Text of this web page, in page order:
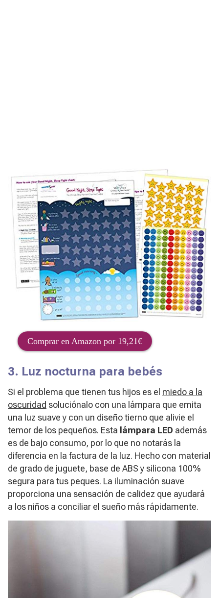
Comprar en Amazon por 19,21€
3. Luz nocturna para bebés
Si el problema que tienen tus hijos es el miedo a la
oscuridad soluciónalo con una lámpara que emita
una luz suave y con un diseño tierno que alivie el
temor de los pequeños. Esta lámpara LED además
es de bajo consumo, por lo que no notarás la
diferencia en la factura de la luz. Hecho con material
de grado de juguete, base de ABS y silicona 100%
segura para tus peques. La iluminación suave
proporciona una sensación de calidez que ayudará
a los niños a conciliar el sueño más rápidamente.